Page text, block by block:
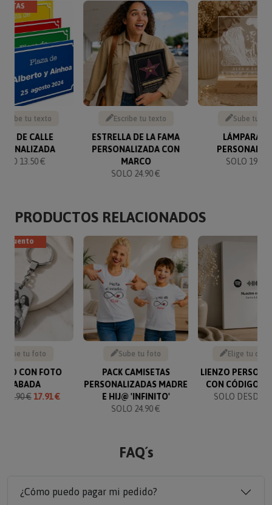
tu texto
DE CALLE
13.50 €
Escribe tu texto
ESTRELLA DE LA FAMA
PERSONALIZADA CON
MARCO
SOLO 24.90 €
Sube tu
LÁMPARA
SOLO 19.95
PRODUCTOS RELACIONADOS
Sube tu foto
CON FOTO
GRABADA
19.90 €17.91 €
Sube tu foto
PACK CAMISETAS
PERSONALIZADAS MADRE
E HIJ@ 'INFINITO'
SOLO 24.90 €
Elige tu
LIENZO
CON CÓDIGO
SOLO DESDE
FAQ´s
¿Cómo puedo pagar mi pedido?